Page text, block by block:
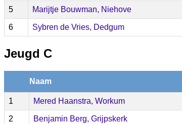
5 Marijtje Bouwman, Niehove
6 Sybren de Vries, Dedgum
Jeugd C
Naam
1 Mered Haanstra, Workum
2 Benjamin Berg, Grijpskerk